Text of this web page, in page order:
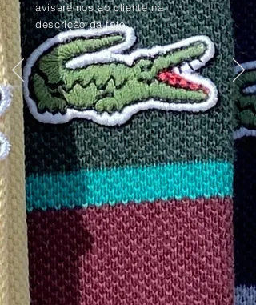
avisaremos ao cliente na
descrição da foto.